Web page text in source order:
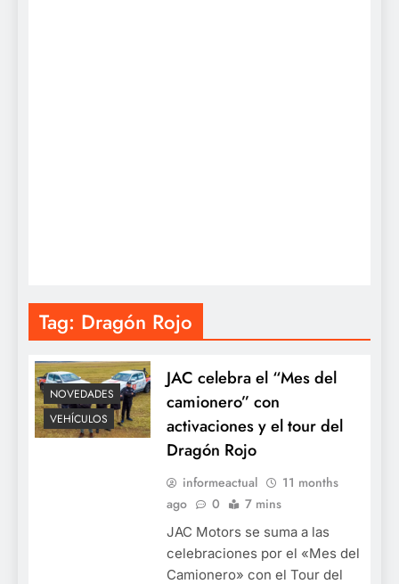
Tag: Dragón Rojo
NOVEDADES
VEHÍCULOS
JAC celebra el “Mes del
camionero” con
activaciones y el tour del
Dragón Rojo
informeactual
11 months
ago
0 7 mins
JAC Motors se suma a las
celebraciones por el «Mes del
Camionero» con el Tour del